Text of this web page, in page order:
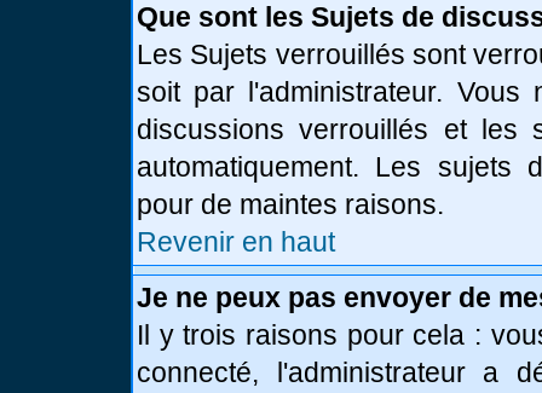
Que sont les Sujets de
Les Sujets verrouillés sont
soit par l'administrateur.
discussions verrouillés et les
automatiquement. Les sujets
pour de maintes raisons.
Revenir en haut
Je ne peux pas envoyer de
Il y trois raisons pour cela :
connecté, l'administrateur a